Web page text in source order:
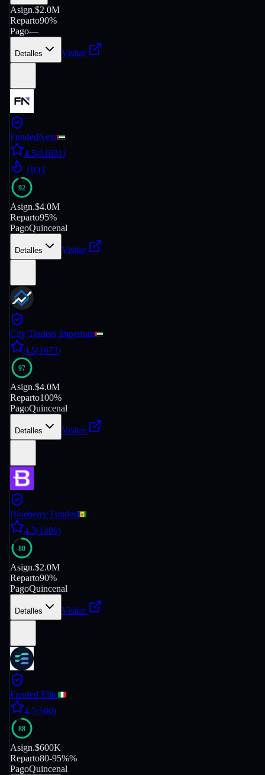
Asign.$2.0M
Reparto90%
Pago—
Detalles Visitar
FundedNext
4.5(61691)
HOT
92
Asign.$4.0M
Reparto95%
PagoQuincenal
Detalles Visitar
City Traders Imperium
4.5(1673)
97
Asign.$4.0M
Reparto100%
PagoQuincenal
Detalles Visitar
Blueberry Funded
4.3(1400)
80
Asign.$2.0M
Reparto90%
PagoQuincenal
Detalles Visitar
Funded Elite
4.7(500)
88
Asign.$600K
Reparto80-95%%
PagoQuincenal